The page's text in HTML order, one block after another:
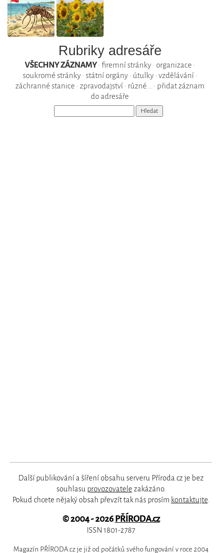
Rubriky adresáře
VŠECHNY ZÁZNAMY• firemní stránky• organizace •
soukromé stránky• státní orgány• útulky• vzdělávání•
záchranné stanice • zpravodajství• různé... • přidat záznam
do adresáře
Další publikování a šíření obsahu serveru Příroda.cz je bez
souhlasu provozovatele zakázáno.
Pokud chcete nějaký obsah převzít tak nás prosím kontaktujte
© 2004 - 2026PŘÍRODA.cz
ISSN 1801-2787
Magazín PŘÍRODA.cz je již od počátků svého fungování v roce 2004